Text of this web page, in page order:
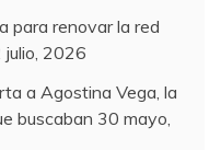
para renovar la red
julio, 2026
a Agostina Vega, la
buscaban 30 mayo,